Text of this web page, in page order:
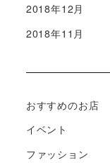
2018年12月
2018年11月
おすすめのお店
イベント
ファッション